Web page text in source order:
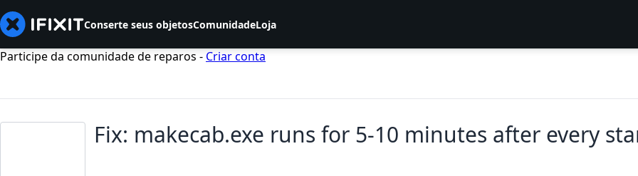
Conserte seus objetosComunidadeLoja
Participe da comunidade de reparos - Criar conta
Fix: makecab.exe runs for 5-10 minutes after every